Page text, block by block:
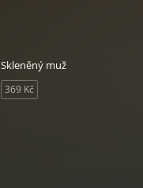
Skleněný muž
369 Kč